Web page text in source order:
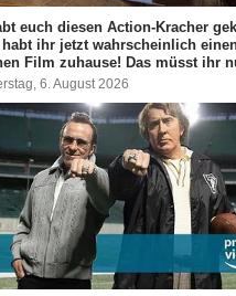
euch diesen Action-Kracher
habt ihr jetzt wahrscheinlich
Film zuhause! Das müsst ihr
6. August 2026